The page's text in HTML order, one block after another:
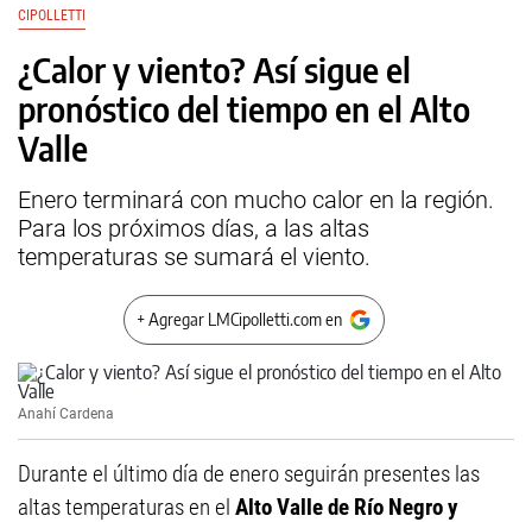
CIPOLLETTI
¿Calor y viento? Así sigue el
pronóstico del tiempo en el Alto
Valle
Enero terminará con mucho calor en la región.
Para los próximos días, a las altas
temperaturas se sumará el viento.
+ Agregar LMCipolletti.com en
Anahí Cardena
Durante el último día de enero seguirán presentes las
altas temperaturas en el Alto Valle de Río Negro y